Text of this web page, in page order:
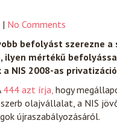
| No Comments
befolyást szerezne
ilyen mértékű
NIS 2008-as
444 azt írja, hogy
olajvállalat, a NIS
újraszabályozásáról.